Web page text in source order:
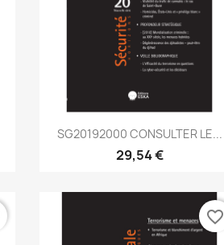
Aperçu rapide
SG20192000 CONSULTER LE...
29,54 €
favorite_border